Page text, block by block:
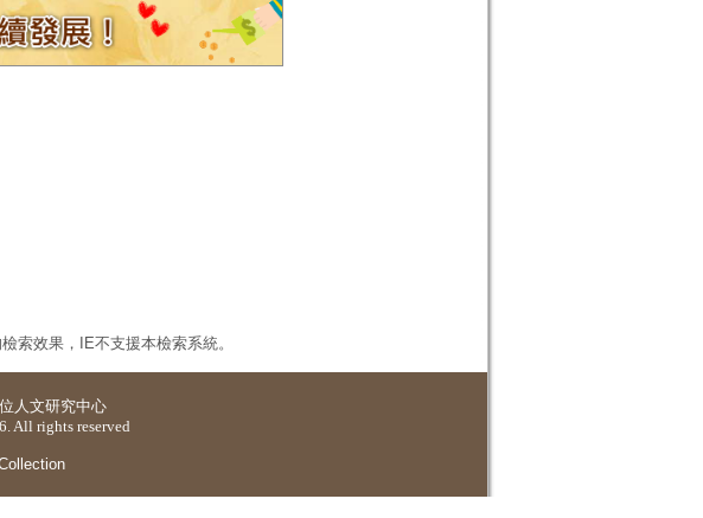
索效果，IE不支援本檢索系統。
人文研究中心
All rights reserved